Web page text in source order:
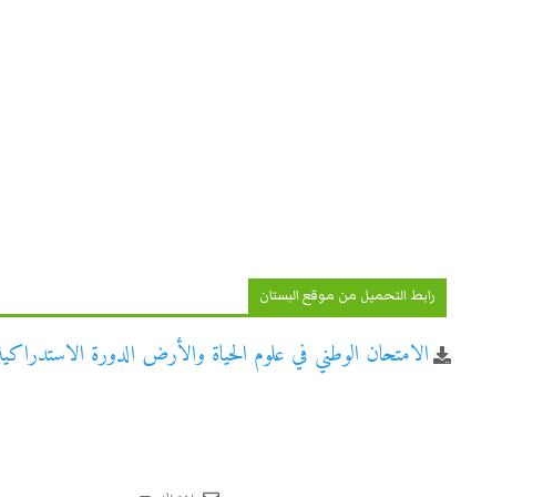
رابط التحميل من موقع البستان
الامتحان الوطني في علوم الحياة والأرض الدورة الاستدراكية